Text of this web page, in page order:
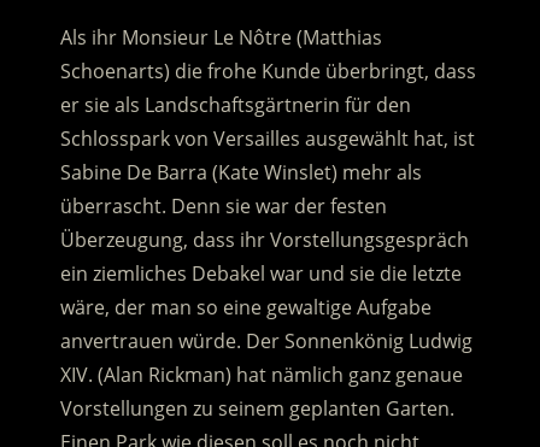
Als ihr Monsieur Le Nôtre (Matthias
Schoenarts) die frohe Kunde überbringt, dass
er sie als Landschaftsgärtnerin für den
Schlosspark von Versailles ausgewählt hat, ist
Sabine De Barra (Kate Winslet) mehr als
überrascht. Denn sie war der festen
Überzeugung, dass ihr Vorstellungsgespräch
ein ziemliches Debakel war und sie die letzte
wäre, der man so eine gewaltige Aufgabe
anvertrauen würde. Der Sonnenkönig Ludwig
XIV. (Alan Rickman) hat nämlich ganz genaue
Vorstellungen zu seinem geplanten Garten.